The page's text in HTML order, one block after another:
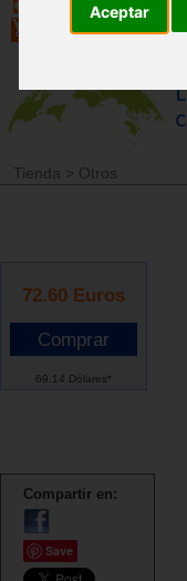
Aceptar
Tienda > Otros
72.60 Euros
69.14 Dólares*
Compartir en:
Save